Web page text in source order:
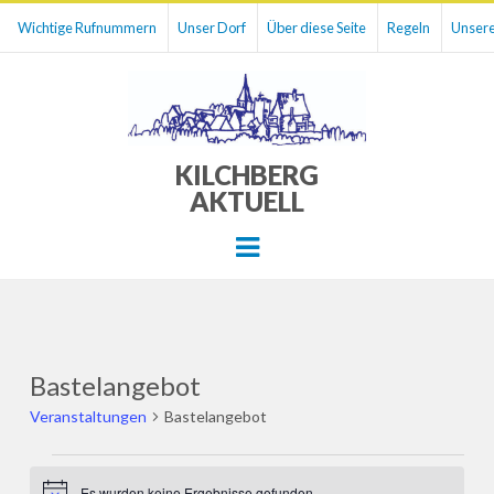
Wichtige Rufnummern Unser Dorf Über diese Seite Regeln
KILCHBERG
AKTUELL
Menu
Bastelangebot
Veranstaltungen Bastelangebot
Veranstaltungen